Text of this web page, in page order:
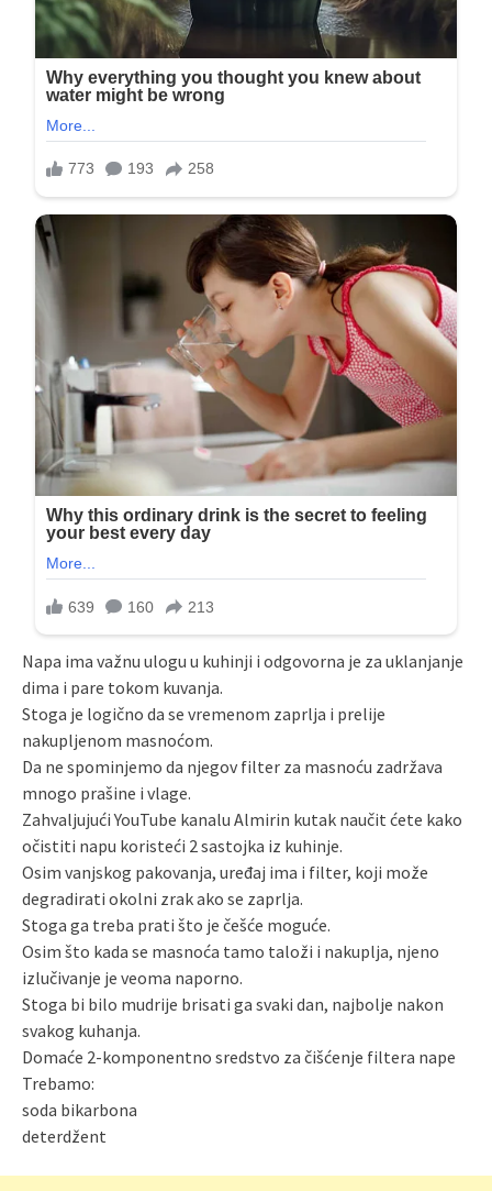
Napa ima važnu ulogu u kuhinji i odgovorna je za uklanjanje
dima i pare tokom kuvanja.
Stoga je logično da se vremenom zaprlja i prelije
nakupljenom masnoćom.
Da ne spominjemo da njegov filter za masnoću zadržava
mnogo prašine i vlage.
Zahvaljujući YouTube kanalu Almirin kutak naučit ćete kako
očistiti napu koristeći 2 sastojka iz kuhinje.
Osim vanjskog pakovanja, uređaj ima i filter, koji može
degradirati okolni zrak ako se zaprlja.
Stoga ga treba prati što je češće moguće.
Osim što kada se masnoća tamo taloži i nakuplja, njeno
izlučivanje je veoma naporno.
Stoga bi bilo mudrije brisati ga svaki dan, najbolje nakon
svakog kuhanja.
Domaće 2-komponentno sredstvo za čišćenje filtera nape
Trebamo:
soda bikarbona
deterdžent